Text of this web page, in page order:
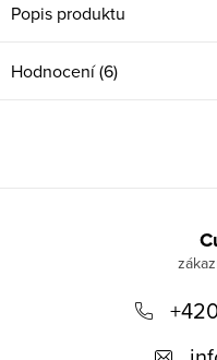
Popis produktu
Hodnocení (6)